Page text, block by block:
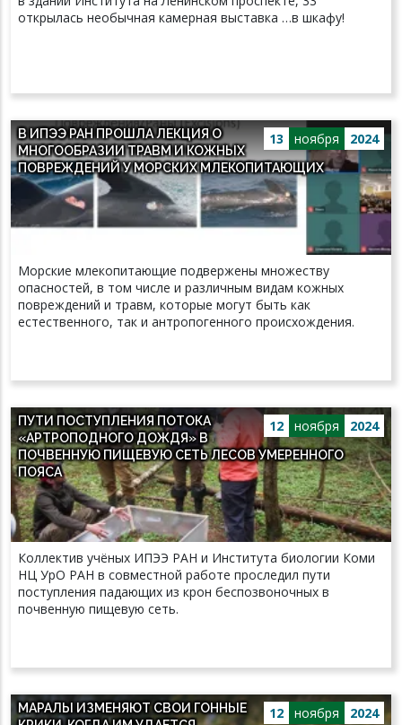
открылась необычная камерная выставка …в шкафу!
13 ноября 2024
В ИПЭЭ РАН ПРОШЛА ЛЕКЦИЯ О
МНОГООБРАЗИИ ТРАВМ И КОЖНЫХ
ПОВРЕЖДЕНИЙ У МОРСКИХ МЛЕКОПИТАЮЩИХ
Морские млекопитающие подвержены множеству
опасностей, в том числе и различным видам кожных
повреждений и травм, которые могут быть как
естественного, так и антропогенного происхождения.
12 ноября 2024
ПУТИ ПОСТУПЛЕНИЯ ПОТОКА
«АРТРОПОДНОГО ДОЖДЯ» В
ПОЧВЕННУЮ ПИЩЕВУЮ СЕТЬ ЛЕСОВ УМЕРЕННОГО
ПОЯСА
Коллектив учёных ИПЭЭ РАН и Института биологии Коми
НЦ УрО РАН в совместной работе проследил пути
поступления падающих из крон беспозвоночных в
почвенную пищевую сеть.
12 ноября 2024
МАРАЛЫ ИЗМЕНЯЮТ СВОИ ГОННЫЕ